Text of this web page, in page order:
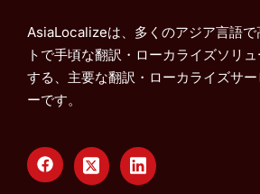
AsiaLocalizeは、多くのアジア言語で
トで手頃な翻訳・ローカライズソリ
する、主要な翻訳・ローカライズサ
ーです。